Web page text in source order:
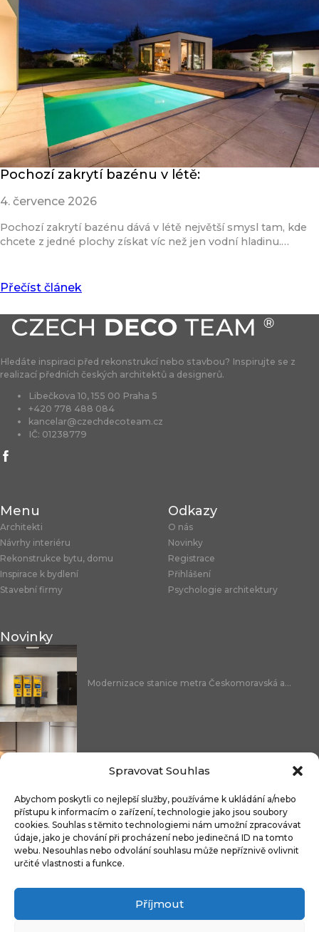
Spravovat Souhlas
Abychom poskytli co nejlepší služby, používáme k ukládání a/nebo
přístupu k informacím o zařízení, technologie jako jsou soubory
cookies. Souhlas s těmito technologiemi nám umožní zpracovávat
údaje, jako je chování při procházení nebo jedinečná ID na tomto
webu. Nesouhlas nebo odvolání souhlasu může nepříznivě ovlivnit
určité vlastnosti a funkce.
Příjmout
Pochozí zakrytí bazénu v létě:
4. července 2026
Pochozí zakrytí bazénu dává v létě největší smysl tam, kde
chcete z jedné plochy získat víc než jen vodní hladinu.…
Přečíst článek
Hledáte inspiraci před rekonstrukcí nebo stavbou? Inspirujte se z
realizací předních českých architektů a designerů.
Libečkova 10, 155 00 Praha 5
+420 778 488 084
kancelar@czechdecoteam.cz
IČ: 01238779
Menu
Architekti
Návrhy interiéru
Rekonstrukce bytu, domu
Inspirace k bydlení
Stavební firmy
Odkazy
O nás
Novinky
Registrace
Přihlášení
Psychologie architektury
Novinky
Modernizace stanice metra Českomoravská a...
Čistitelné látky s technologií FibreGuard®:...